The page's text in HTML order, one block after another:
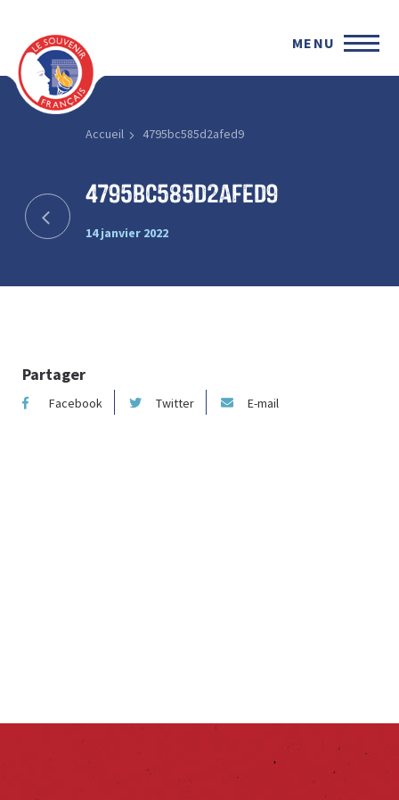
MENU
Accueil 4795bc585d2afed9
4795bc585d2afed9
14 janvier 2022
Partager
Facebook Twitter E-mail